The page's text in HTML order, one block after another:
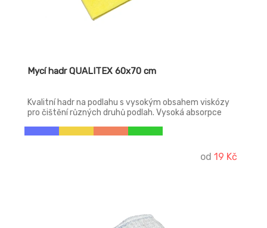
Mycí hadr QUALITEX 60x70 cm
Kvalitní hadr na podlahu s vysokým obsahem viskózy
pro čištění různých druhů podlah. Vysoká absorpce
od 19 Kč